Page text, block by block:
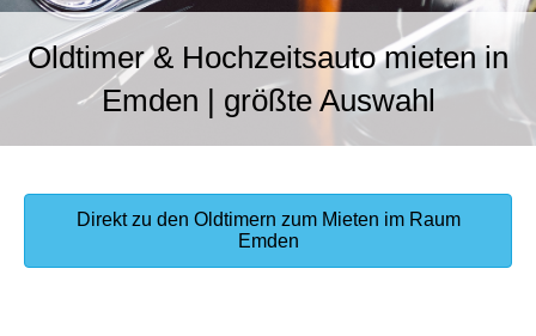
Oldtimer & Hochzeitsauto mieten in
Emden | größte Auswahl
Direkt zu den Oldtimern zum Mieten im Raum
Emden